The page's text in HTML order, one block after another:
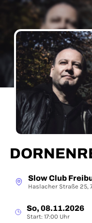
Slow Club
Haslacher Straße 25,
So, 08.11.2026
Start: 17:00 Uhr